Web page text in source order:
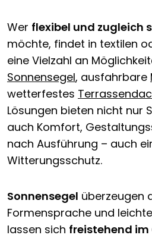
Wer flexibel und zugleich
möchte, findet in textilen
eine Vielzahl an
Sonnensegel, ausfahrbare
wetterfestes
Lösungen bieten nicht nur
auch Komfort,
nach Ausführung – auch
Witterungsschutz.
Sonnensegel überzeugen
Formensprache und
lassen sich freistehend im